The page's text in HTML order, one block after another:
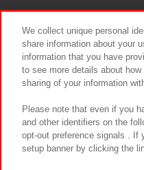
We collect unique personal
share information about your
information that you have
to see more details about
sharing of your information
Please note that even if you
and other identifiers on the
opt-out preference signals . If
setup banner by clicking the